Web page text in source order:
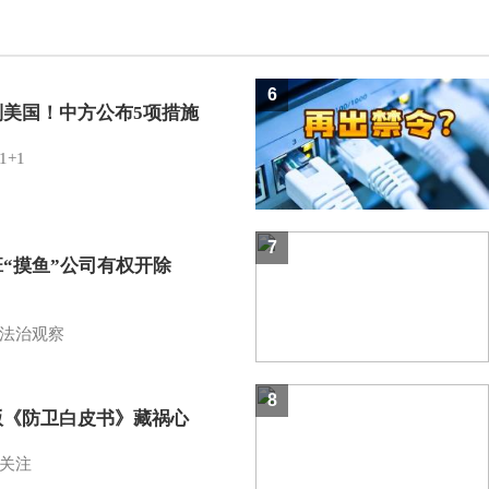
国！中方公布5项措施
摸鱼”公司有权开除
治观察
防卫白皮书》藏祸心
注
6
7
8